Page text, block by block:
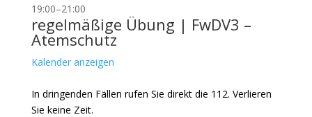
19:00–21:00
regelmäßige Übung | FwDV3 –
Atemschutz
Kalender anzeigen
In dringenden Fällen rufen Sie direkt die 112. Verlieren
Sie keine Zeit.